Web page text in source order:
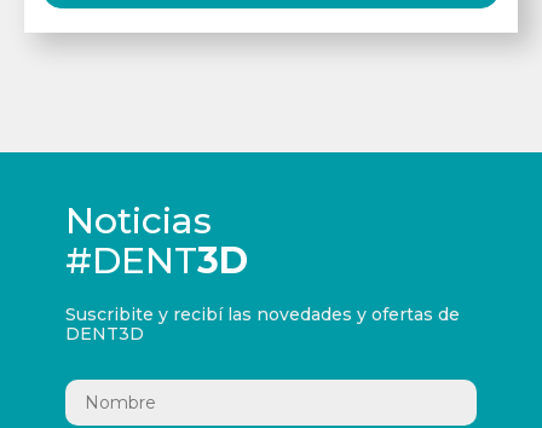
Noticias
#DENT3D
Suscribite y recibí las novedades y ofertas de
DENT3D